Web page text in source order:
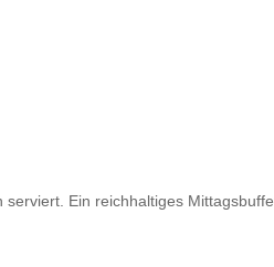
Ein reichhaltiges